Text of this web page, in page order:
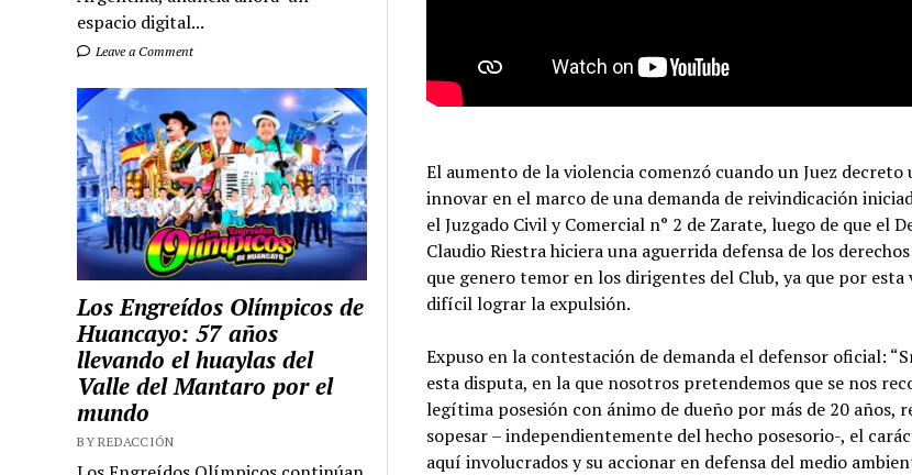
espacio digital...
Leave a Comment
Los Engreídos Olímpicos de
Huancayo: 57 años
llevando el huaylas del
Valle del Mantaro por el
mundo
BY REDACCIÓN
El aumento de la violencia comenzó cuando un Juez decreto
innovar en el marco de una demanda de reivindicación
el Juzgado Civil y Comercial n° 2 de Zarate, luego de que el
Claudio Riestra hiciera una aguerrida defensa de los
que genero temor en los dirigentes del Club, ya que por esta
difícil lograr la expulsión.
Expuso en la contestación de demanda el defensor oficial:
esta disputa, en la que nosotros pretendemos que se nos
legítima posesión con ánimo de dueño por más de 20 años,
sopesar – independientemente del hecho posesorio-, el
aquí involucrados y su accionar en defensa del medio